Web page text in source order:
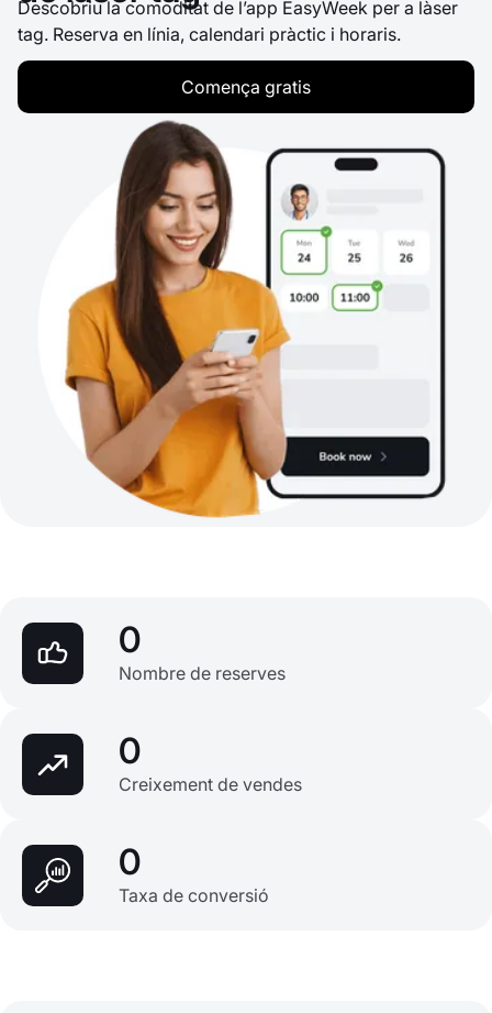
Descobriu la comoditat de l’app EasyWeek per a làser
tag. Reserva en línia, calendari pràctic i horaris.
Comença gratis
0
Nombre de reserves
0
Creixement de vendes
0
Taxa de conversió